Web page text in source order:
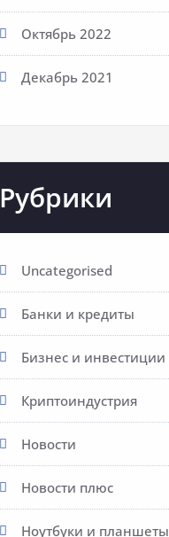
Октябрь 2022
Декабрь 2021
Рубрики
Uncategorised
Банки и кредиты
Бизнес и инвестиции
Криптоиндустрия
Новости
Новости плюс
Ноутбуки и планшеты